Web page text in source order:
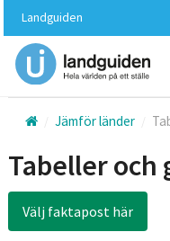
huvudinnehållet
Landguiden
Jämför länder
Tabeller och
Välj faktapost här